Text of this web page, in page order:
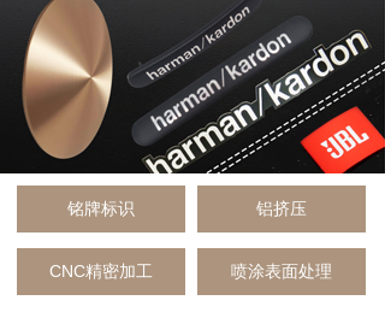
铭牌标识 铝挤压
CNC精密加工 喷涂表面处理